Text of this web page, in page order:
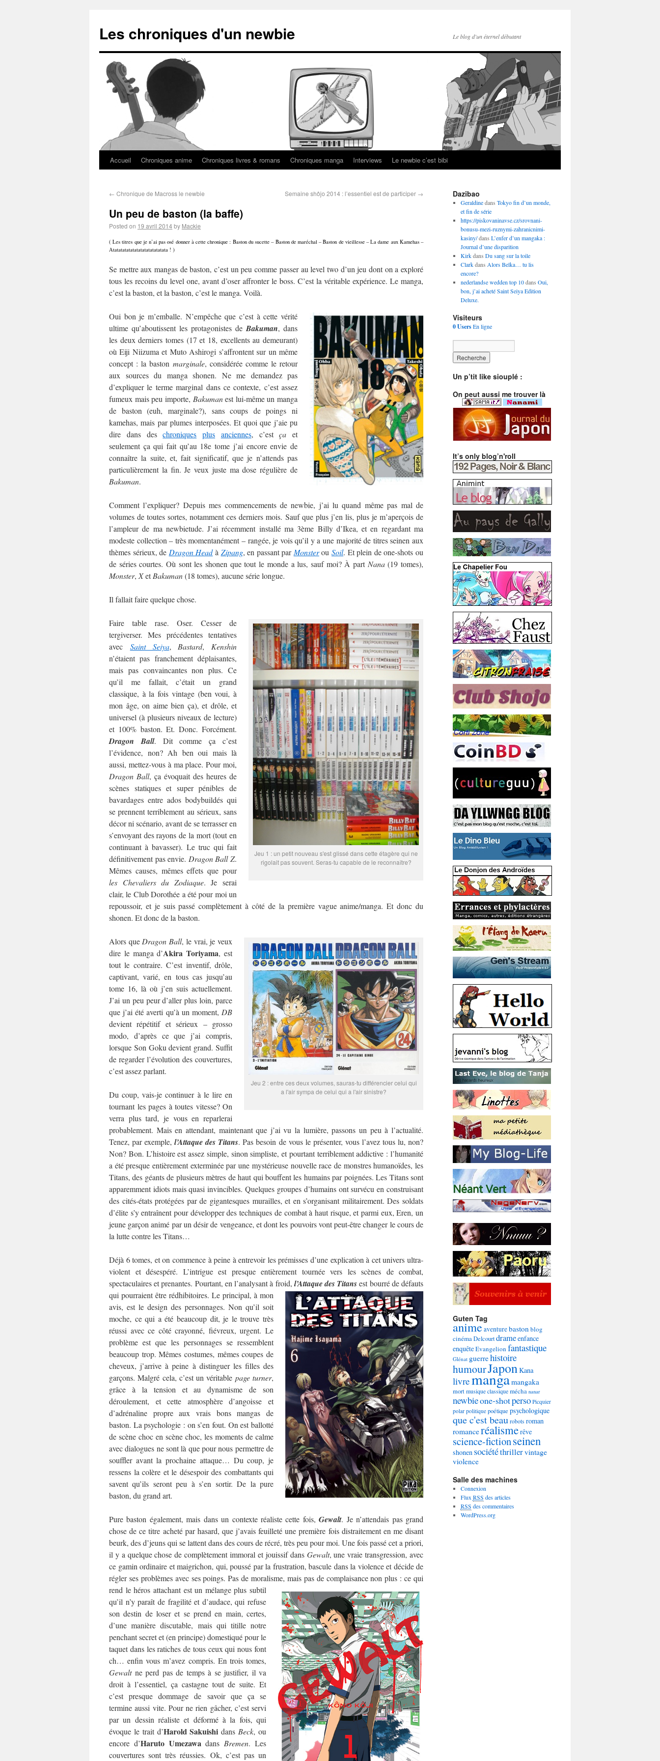
Les chroniques d'un newbie Le blog d'un éternel débutant
Accueil Chroniques anime Chroniques livres & romans Chroniques manga Interviews Le newbie c’est bibi
← Chronique de Macross le newbie Semaine shôjo 2014 : l’essentiel est de participer →
Un peu de baston (la baffe)
Posted on 19 avril 2014by Mackie
( Les titres que je n’ai pas osé donner à cette chronique : Baston du sucette – Baston de maréchal – Baston de vieillesse – La dame aux Kamehas –
Atatatatatatatatatatatatatata ! )
Se mettre aux mangas de baston, c’est un peu comme passer au level two d’un jeu dont on a exploré
tous les recoins du level one, avant d’oser affronter le boss. C’est la véritable expérience. Le manga,
c’est la baston, et la baston, c’est le manga. Voilà.
Oui bon je m’emballe. N’empêche que c’est à cette vérité
ultime qu’aboutissent les protagonistes de Bakuman, dans
les deux derniers tomes (17 et 18, excellents au demeurant)
où Eiji Niizuma et Muto Ashirogi s’affrontent sur un même
concept : la baston marginale, considérée comme le retour
aux sources du manga shonen. Ne me demandez pas
d’expliquer le terme marginal dans ce contexte, c’est assez
fumeux mais peu importe, Bakumanest lui-même un manga
de baston (euh, marginale?), sans coups de poings ni
kamehas, mais par plumes interposées. Et quoi que j’aie pu
dire dans deschroniques plus anciennes, c’estça et
seulement ça qui fait qu’au 18e tome j’ai encore envie de
connaître la suite, et, fait significatif, que je n’attends pas
particulièrement la fin. Je veux juste ma dose régulière de
Bakuman.
Comment l’expliquer? Depuis mes commencements de newbie, j’ai lu quand même pas mal de
volumes de toutes sortes, notamment ces derniers mois. Sauf que plus j’en lis, plus je m’aperçois de
l’ampleur de ma newbietude. J’ai récemment installé ma 3ème Billy d’Ikea, et en regardant ma
modeste collection – très momentanément – rangée, je vois qu’il y a une majorité de titres seinen aux
thèmes sérieux, de Dragon Headà Zipang, en passant par MonsterouSoil. Et plein de one-shots ou
de séries courtes. Où sont les shonen que tout le monde a lus, sauf moi? À part Nana(19 tomes),
Monster, XetBakuman(18 tomes), aucune série longue.
Il fallait faire quelque chose.
Jeu 1 : un petit nouveau s'est glissé dans cette étagère qui ne
rigolait pas souvent. Seras-tu capable de le reconnaître?
Faire table rase. Oser. Cesser de
tergiverser. Mes précédentes tentatives
avec Saint Seiya, Bastard, Kenshin
n’étaient pas franchement déplaisantes,
mais pas convaincantes non plus. Ce
qu’il me fallait, c’était un grand
classique, à la fois vintage (ben voui, à
mon âge, on aime bien ça), et drôle, et
universel (à plusieurs niveaux de lecture)
et 100% baston. Et. Donc. Forcément.
Dragon Ball. Dit comme ça c’est
l’évidence, non? Ah ben oui mais là
aussi, mettez-vous à ma place. Pour moi,
Dragon Ball, ça évoquait des heures de
scènes statiques et super pénibles de
bavardages entre ados bodybuildés qui
se prennent terriblement au sérieux, sans
décor ni scénario, avant de se terrasser en
s’envoyant des rayons de la mort (tout en
continuant à bavasser). Le truc qui fait
définitivement pas envie. Dragon Ball Z.
Mêmes causes, mêmes effets que pour
les Chevaliers du Zodiaque. Je serai
clair, le Club Dorothée a été pour moi un
repoussoir, et je suis passé complètement à côté de la première vague anime/manga. Et donc du
shonen. Et donc de la baston.
Jeu 2 : entre ces deux volumes, sauras-tu différencier celui qui
a l'air sympa de celui qui a l'air sinistre?
Alors que Dragon Ball, le vrai, je veux
dire le manga d’Akira Toriyama, est
tout le contraire. C’est inventif, drôle,
captivant, varié, en tous cas jusqu’au
tome 16, là où j’en suis actuellement.
J’ai un peu peur d’aller plus loin, parce
que j’ai été averti qu’à un moment, DB
devient répétitif et sérieux – grosso
modo, d’après ce que j’ai compris,
lorsque Son Goku devient grand. Suffit
de regarder l’évolution des couvertures,
c’est assez parlant.
Du coup, vais-je continuer à le lire en
tournant les pages à toutes vitesse? On
verra plus tard, je vous en reparlerai
probablement. Mais en attendant, maintenant que j’ai vu la lumière, passons un peu à l’actualité.
Tenez, par exemple,l’Attaque des Titans. Pas besoin de vous le présenter, vous l’avez tous lu, non?
Non? Bon. L’histoire est assez simple, sinon simpliste, et pourtant terriblement addictive : l’humanité
a été presque entièrement exterminée par une mystérieuse nouvelle race de monstres humanoïdes, les
Titans, des géants de plusieurs mètres de haut qui bouffent les humains par poignées. Les Titans sont
apparemment idiots mais quasi invincibles. Quelques groupes d’humains ont survécu en construisant
des cités-états protégées par de gigantesques murailles, et en s’organisant militairement. Des soldats
d’élite s’y entraînent pour développer des techniques de combat à haut risque, et parmi eux, Eren, un
jeune garçon animé par un désir de vengeance, et dont les pouvoirs vont peut-être changer le cours de
la lutte contre les Titans…
Déjà 6 tomes, et on commence à peine à entrevoir les prémisses d’une explication à cet univers ultra-
violent et désespéré. L’intrigue est presque entièrement tournée vers les scènes de combat,
spectaculaires et prenantes. Pourtant, en l’analysant à froid, l’Attaque des Titansest bourré de défauts
qui pourraient être rédhibitoires. Le principal, à mon
avis, est le design des personnages. Non qu’il soit
moche, ce qui a été beaucoup dit, je le trouve très
réussi avec ce côté crayonné, fiévreux, urgent. Le
problème est que les personnages se ressemblent
beaucoup trop. Mêmes costumes, mêmes coupes de
cheveux, j’arrive à peine à distinguer les filles des
garçons. Malgré cela, c’est un véritable page turner,
grâce à la tension et au dynamisme de son
déroulement, et cette atmosphère d’angoisse et
d’adrénaline propre aux vrais bons mangas de
baston. La psychologie : on s’en fout. On est ballotté
de scène choc en scène choc, les moments de calme
avec dialogues ne sont là que pour nous permettre de
souffler avant la prochaine attaque… Du coup, je
ressens la colère et le désespoir des combattants qui
savent qu’ils seront peu à s’en sortir. De la pure
baston, du grand art.
Pure baston également, mais dans un contexte réaliste cette fois,Gewalt. Je n’attendais pas grand
chose de ce titre acheté par hasard, que j’avais feuilleté une première fois distraitement en me disant
beurk, des d’jeuns qui se lattent dans des cours de récré, très peu pour moi. Une fois passé cet a priori,
il y a quelque chose de complètement immoral et jouissif dans Gewalt, une vraie transgression, avec
ce gamin ordinaire et maigrichon, qui, poussé par la frustration, bascule dans la violence et décide de
régler ses problèmes avec ses poings. Pas de moralisme, mais pas de complaisance non plus :ce qui
rend le héros attachant est un mélange plus subtil
qu’il n’y paraît de fragilité et d’audace, qui refuse
son destin de loser et se prend en main, certes,
d’une manière discutable, mais qui titille notre
penchant secret et (en principe) domestiqué pour le
taquet dans les ratiches de tous ceux qui nous font
ch… enfin vous m’avez compris. En trois tomes,
Gewaltne perd pas de temps à se justifier, il va
droit à l’essentiel, ça castagne tout de suite. Et
c’est presque dommage de savoir que ça se
termine aussi vite. Pour ne rien gâcher, c’est servi
par un dessin réaliste et déformé à la fois, qui
évoque le trait d’Harold Sakuishi dans Beck, ou
encore d’Haruto Umezawa dans Bremen. Les
couvertures sont très réussies. Ok, c’est pas un
Dazibao
Geraldinedans Tokyo fin d’un monde,
et fin de série
https://piskovaninavse.cz/srovnani-
bonusu-mezi-ruznymi-zahranicnimi-
kasiny/dans L’enfer d’un mangaka :
Journal d’une disparition
Kirkdans Du sang sur la toile
Clarkdans Alors Belka… tu lis
encore?
nederlandse wedden top 10dans Oui,
bon, j’ai acheté Saint Seiya Edition
Deluxe.
Visiteurs
0 UsersEn ligne
Un p’tit like siouplé :
On peut aussi me trouver là
It’s only blog’n'roll
Guten Tag
animeaventurebaston blog
cinémaDelcourtdrameenfance
enquêteEvangelion fantastique
Glénat guerrehistoire
humourJapon Kana
livremangamangaka
mortmusique classiquemécha nanar
newbieone-shotperso Picquier
polar politique poétique psychologique
que c'est beaurobotsroman
romanceréalismerêve
science-fictionseinen
shonen sociététhrillervintage
violence
Salle des machines
Connexion
Flux RSS des articles
RSS des commentaires
WordPress.org